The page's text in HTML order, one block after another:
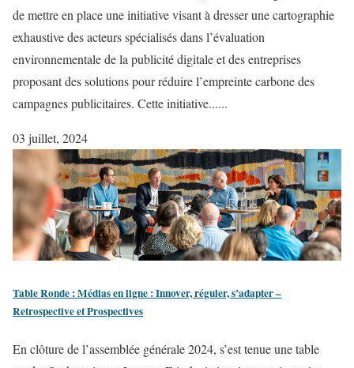
de mettre en place une initiative visant à dresser une cartographie
exhaustive des acteurs spécialisés dans l’évaluation
environnementale de la publicité digitale et des entreprises
proposant des solutions pour réduire l’empreinte carbone des
campagnes publicitaires. Cette initiative......
03 juillet, 2024
Table Ronde : Médias en ligne : Innover, réguler, s’adapter –
Retrospective et Prospectives
En clôture de l’assemblée générale 2024, s’est tenue une table